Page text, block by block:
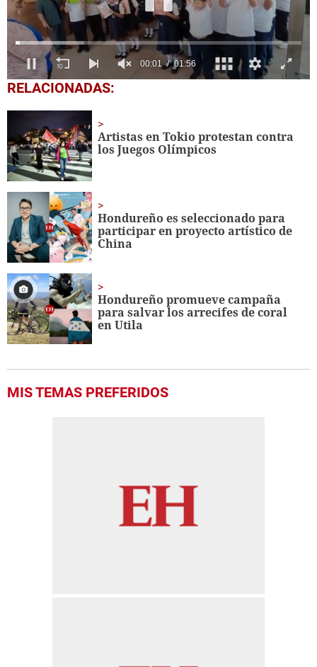
0
of
seconds
RELACIONADAS:
Artistas en Tokio protestan contra
los Juegos Olímpicos
Hondureño es seleccionado para
participar en proyecto artístico de
China
Hondureño promueve campaña
para salvar los arrecifes de coral
en Utila
MIS TEMAS PREFERIDOS